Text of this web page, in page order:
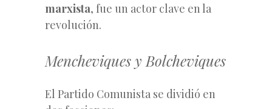
marxista, fue un actor clave en la
revolución.
Mencheviques y Bolcheviques
El Partido Comunista se dividió en